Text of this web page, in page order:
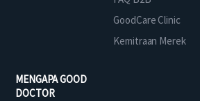
GoodCare Clinic
Kemitraan Merek
MENGAPA GOOD
DOCTOR